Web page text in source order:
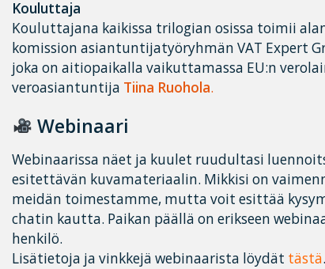
Kouluttaja
Kouluttajana kaikissa trilogian osissa toimii
komission asiantuntijatyöryhmän VAT Expert
joka on aitiopaikalla vaikuttamassa EU:n
veroasiantuntija Tiina Ruohola.
Webinaari
Webinaarissa näet ja kuulet ruudultasi
esitettävän kuvamateriaalin. Mikkisi on
meidän toimestamme, mutta voit esittää
chatin kautta. Paikan päällä on erikseen
henkilö.
Lisätietoja ja vinkkejä webinaarista löydät tästä.